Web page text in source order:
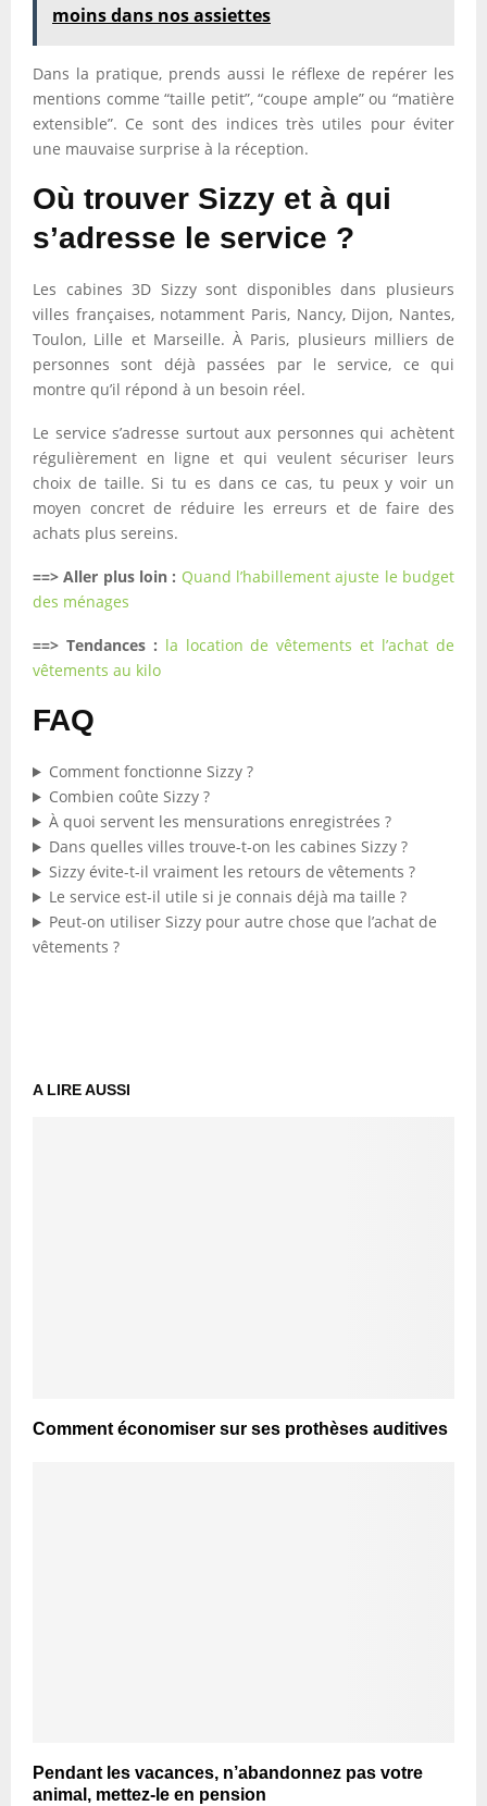
moins dans nos assiettes
Dans la pratique, prends aussi le réflexe de repérer les
mentions comme “taille petit”, “coupe ample” ou “matière
extensible”. Ce sont des indices très utiles pour éviter
une mauvaise surprise à la réception.
Où trouver Sizzy et à qui
s’adresse le service ?
Les cabines 3D Sizzy sont disponibles dans plusieurs
villes françaises, notamment Paris, Nancy, Dijon, Nantes,
Toulon, Lille et Marseille. À Paris, plusieurs milliers de
personnes sont déjà passées par le service, ce qui
montre qu’il répond à un besoin réel.
Le service s’adresse surtout aux personnes qui achètent
régulièrement en ligne et qui veulent sécuriser leurs
choix de taille. Si tu es dans ce cas, tu peux y voir un
moyen concret de réduire les erreurs et de faire des
achats plus sereins.
==> Aller plus loin : Quand l’habillement ajuste le budget
des ménages
==> Tendances : la location de vêtements et l’achat de
vêtements au kilo
FAQ
Comment fonctionne Sizzy ?
Combien coûte Sizzy ?
À quoi servent les mensurations enregistrées ?
Dans quelles villes trouve-t-on les cabines Sizzy ?
Sizzy évite-t-il vraiment les retours de vêtements ?
Le service est-il utile si je connais déjà ma taille ?
Peut-on utiliser Sizzy pour autre chose que l’achat de
vêtements ?
A LIRE AUSSI
Comment économiser sur ses prothèses auditives
Pendant les vacances, n’abandonnez pas votre
animal, mettez-le en pension